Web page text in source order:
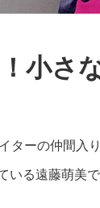
小さ
ターの仲間入
いる遠藤萌美で